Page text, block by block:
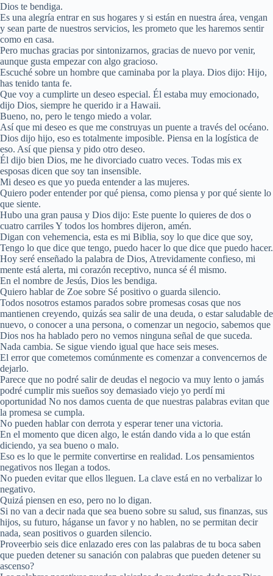
Dios te bendiga.
Es una alegría entrar en sus hogares y si están en nuestra área, vengan
y sean parte de nuestros servicios, les prometo que les haremos sentir
como en casa.
Pero muchas gracias por sintonizarnos, gracias de nuevo por venir,
aunque gusta empezar con algo gracioso.
Escuché sobre un hombre que caminaba por la playa. Dios dijo: Hijo,
has tenido tanta fe.
Que voy a cumplirte un deseo especial. Él estaba muy emocionado,
dijo Dios, siempre he querido ir a Hawaii.
Bueno, no, pero le tengo miedo a volar.
Así que mi deseo es que me construyas un puente a través del océano.
Dios dijo hijo, eso es totalmente imposible. Piensa en la logística de
eso. Así que piensa y pido otro deseo.
Él dijo bien Dios, me he divorciado cuatro veces. Todas mis ex
esposas dicen que soy tan insensible.
Mi deseo es que yo pueda entender a las mujeres.
Quiero poder entender por qué piensa, como piensa y por qué siente lo
que siente.
Hubo una gran pausa y Dios dijo: Este puente lo quieres de dos o
cuatro carriles Y todos los hombres dijeron, amén.
Digan con vehemencia, esta es mi Biblia, soy lo que dice que soy,
Tengo lo que dice que tengo, puedo hacer lo que dice que puedo hacer.
Hoy seré enseñado la palabra de Dios, Atrevidamente confieso, mi
mente está alerta, mi corazón receptivo, nunca sé él mismo.
En el nombre de Jesús, Dios les bendiga.
Quiero hablar de Zoe sobre Sé positivo o guarda silencio.
Todos nosotros estamos parados sobre promesas cosas que nos
mantienen creyendo, quizás sea salir de una deuda, o estar saludable de
nuevo, o conocer a una persona, o comenzar un negocio, sabemos que
Dios nos ha hablado pero no vemos ninguna señal de que suceda.
Nada cambia. Se sigue viendo igual que hace seis meses.
El error que cometemos comúnmente es comenzar a convencernos de
dejarlo.
Parece que no podré salir de deudas el negocio va muy lento o jamás
podré cumplir mis sueños soy demasiado viejo yo perdí mi
oportunidad No nos damos cuenta de que nuestras palabras evitan que
la promesa se cumpla.
No pueden hablar con derrota y esperar tener una victoria.
En el momento que dicen algo, le están dando vida a lo que están
diciendo, ya sea bueno o malo.
Eso es lo que le permite convertirse en realidad. Los pensamientos
negativos nos llegan a todos.
No pueden evitar que ellos lleguen. La clave está en no verbalizar lo
negativo.
Quizá piensen en eso, pero no lo digan.
Si no van a decir nada que sea bueno sobre su salud, sus finanzas, sus
hijos, su futuro, háganse un favor y no hablen, no se permitan decir
nada, sean positivos o guarden silencio.
Proveerbio seis dice enlazado eres con las palabras de tu boca saben
que pueden detener su sanación con palabras que pueden detener su
ascenso?